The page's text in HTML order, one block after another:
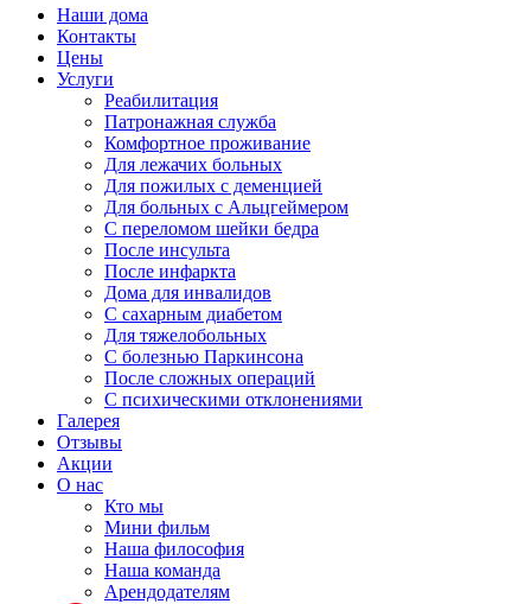
Наши дома
Контакты
Цены
Услуги
Реабилитация
Патронажная служба
Комфортное проживание
Для лежачих больных
Для пожилых с деменцией
Для больных с Альцгеймером
С переломом шейки бедра
После инсульта
После инфаркта
Дома для инвалидов
С сахарным диабетом
Для тяжелобольных
С болезнью Паркинсона
После сложных операций
С психическими отклонениями
Галерея
Отзывы
Акции
О нас
Кто мы
Мини фильм
Наша философия
Наша команда
Арендодателям